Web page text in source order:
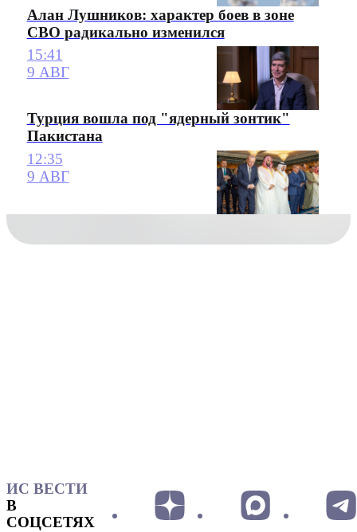
Алан Лушников: характер боев в зоне
СВО радикально изменился
15:41
9 АВГ
Турция вошла под "ядерный зонтик"
Пакистана
12:35
9 АВГ
ИС ВЕСТИ
В
СОЦСЕТЯХ